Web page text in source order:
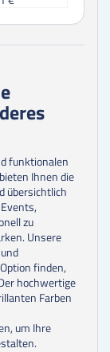
€
€
€
€
€
€
funktionalen
Ihnen die
übersichtlich
zu
Unsere
finden,
hochwertige
Farben
um Ihre